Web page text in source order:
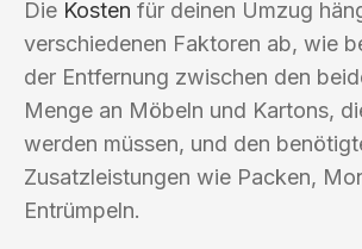
Die Kosten für deinen Umzug
verschiedenen Faktoren ab, wie
der Entfernung zwischen den
Menge an Möbeln und Kartons,
werden müssen, und den
Zusatzleistungen wie Packen,
Entrümpeln.